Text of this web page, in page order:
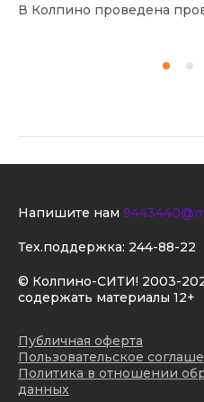
В Колпино проведена
© Колпино-СИТИ! 2003-
содержать материалы 12+
Публичная оферта
Пользовательское
Политика в отношении
данных
Напишите нам
Тех.поддержка: 244-88-22